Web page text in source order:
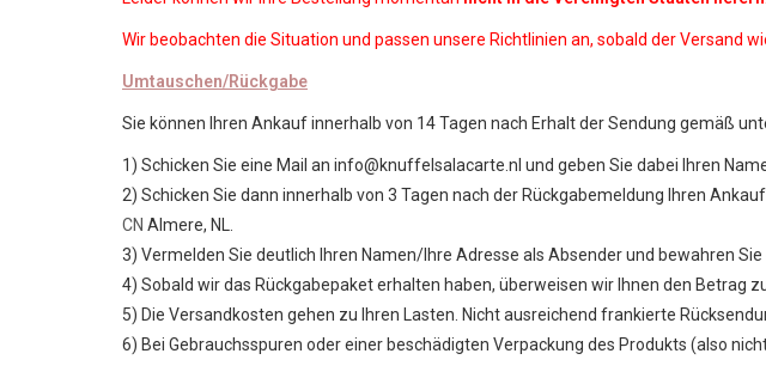
Wir beobachten die Situation und passen unsere Richtlinien an, sobald der Versand
Umtauschen/Rückgabe
Sie können Ihren Ankauf innerhalb von 14 Tagen nach Erhalt der Sendung gemäß
1) Schicken Sie eine Mail an info@knuffelsalacarte.nl und geben Sie dabei Ihren
2) Schicken Sie dann innerhalb von 3 Tagen nach der Rückgabemeldung Ihren
CN Almere, NL.
3) Vermelden Sie deutlich Ihren Namen/Ihre Adresse als Absender und bewahren
4) Sobald wir das Rückgabepaket erhalten haben, überweisen wir Ihnen den Betrag
5) Die Versandkosten gehen zu Ihren Lasten. Nicht ausreichend frankierte
6) Bei Gebrauchsspuren oder einer beschädigten Verpackung des Produkts (also